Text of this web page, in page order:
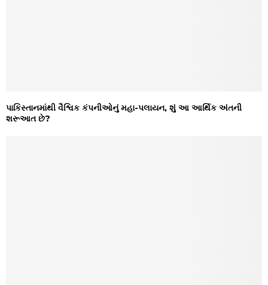
પાકિસ્તાનમાંથી વૈશ્વિક કંપનીઓનું મહા-પલાયન, શું આ આર્થિક અંતની
શરૂઆત છે?